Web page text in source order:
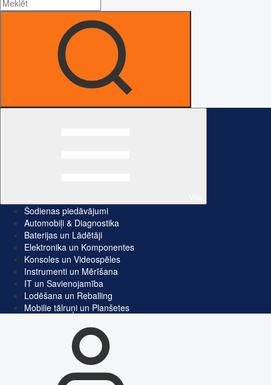
Šodienas piedāvājumi
Automobiļi & Diagnostika
Baterijas un Lādētāji
Elektronika un Komponentes
Konsoles un Videospēles
Instrumenti un Mērīšana
IT un Savienojamība
Lodēšana un Reballing
Mobilie tālruņi un Planšetes